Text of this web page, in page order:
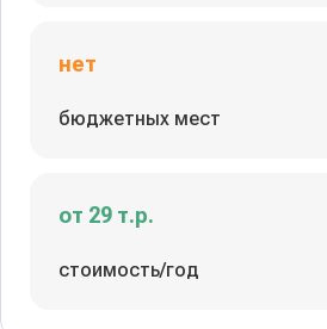
нет
бюджетных мест
от 29 т.р.
стоимость/год